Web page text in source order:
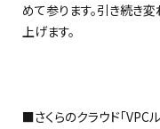
めて参ります。引き続き
上げます。
＜
■さくらのクラウド「VPC